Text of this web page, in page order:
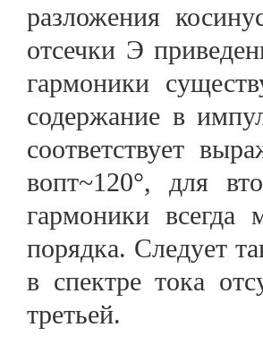
разложения
отсечки Э
гармоники
содержание в
соответствует
вопт~120°, для
гармоники всегда
порядка. Следует
в спектре тока
третьей.